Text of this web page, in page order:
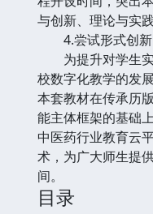
与创新、理论与实
4.尝试形式创新
为提升对学生实
校数字化教学的发
本套教材在传承历
能主体框架的基础
中医药行业教育云
术，为广大师生提
间。
目录